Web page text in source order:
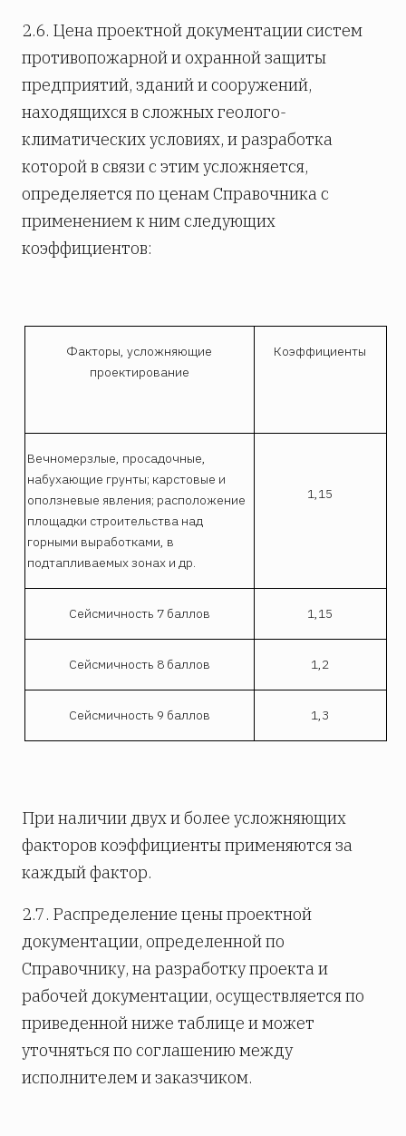
2.6. Цена проектной документации систем
противопожарной и охранной защиты
предприятий, зданий и сооружений,
находящихся в сложных геолого-
климатических условиях, и разработка
которой в связи с этим усложняется,
определяется по ценам Справочника с
применением к ним следующих
коэффициентов:
Факторы, усложняющие
проектирование
Коэффициенты
Вечномерзлые, просадочные,
набухающие грунты; карстовые и
оползневые явления; расположение
площадки строительства над
горными выработками, в
подтапливаемых зонах и др.
1,15
Сейсмичность 7 баллов 1,15
Сейсмичность 8 баллов 1,2
Сейсмичность 9 баллов 1,3
При наличии двух и более усложняющих
факторов коэффициенты применяются за
каждый фактор.
2.7. Распределение цены проектной
документации, определенной по
Справочнику, на разработку проекта и
рабочей документации, осуществляется по
приведенной ниже таблице и может
уточняться по соглашению между
исполнителем и заказчиком.